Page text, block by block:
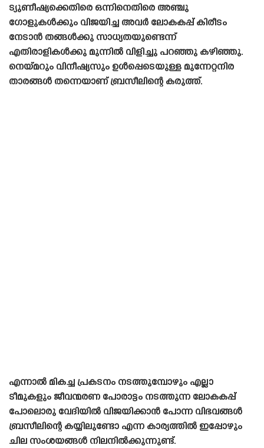
ട്യുണീഷ്യക്കെതിരെ ഒന്നിനെതിരെ അഞ്ചു
ഗോളുകൾക്കും വിജയിച്ച അവർ ലോകകപ്പ് കിരീടം
നേടാൻ തങ്ങൾക്കു സാധ്യതയുണ്ടെന്ന്
എതിരാളികൾക്കു മുന്നിൽ വിളിച്ചു പറഞ്ഞു കഴിഞ്ഞു.
നെയ്‌മറും വിനീഷ്യസും ഉൾപ്പെടെയുള്ള മുന്നേറ്റനിര
താരങ്ങൾ തന്നെയാണ് ബ്രസീലിന്റെ കരുത്ത്.
എന്നാൽ മികച്ച പ്രകടനം നടത്തുമ്പോഴും എല്ലാ
ടീമുകളും ജീവന്മരണ പോരാട്ടം നടത്തുന്ന ലോകകപ്പ്
പോലൊരു വേദിയിൽ വിജയിക്കാൻ പോന്ന വിഭവങ്ങൾ
ബ്രസീലിന്റെ കയ്യിലുണ്ടോ എന്ന കാര്യത്തിൽ ഇപ്പോഴും
ചില സംശയങ്ങൾ നിലനിൽക്കുന്നുണ്ട്.